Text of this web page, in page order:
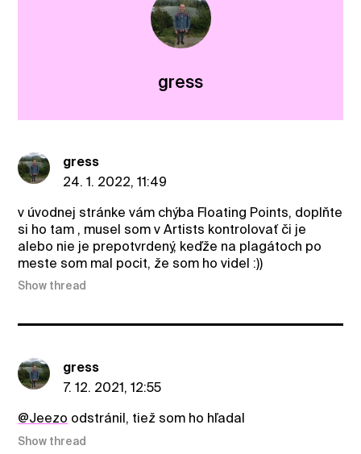
gress
gress
24. 1. 2022, 11:49
v úvodnej stránke vám chýba Floating Points, doplňte
si ho tam , musel som v Artists kontrolovať či je
alebo nie je prepotvrdený, keďže na plagátoch po
meste som mal pocit, že som ho videl :))
Show thread
gress
7. 12. 2021, 12:55
@Jeezo odstránil, tiež som ho hľadal
Show thread